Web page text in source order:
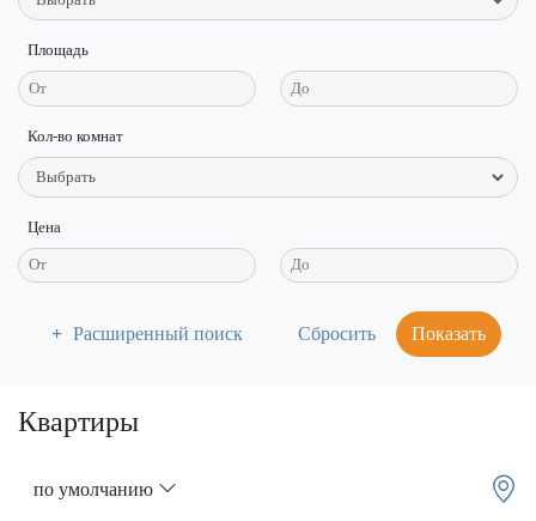
Площадь
Кол-во комнат
Цена
Расширенный поиск Показать
Квартиры
по умолчанию